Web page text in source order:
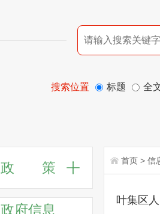
搜索位置 标题 全
政 策
政府信息
首页 > 信
叶集区